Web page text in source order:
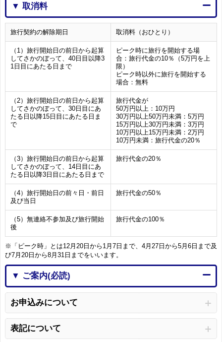
▼ 取消料
旅行契約の解除期日 取消料（おひとり）
（1）旅行開始日の前日から起算
してさかのぼって、40日目以降3
1日目にあたる日まで
ピーク時に旅行を開始する場
合：旅行代金の10％（5万円を上
限）
ピーク時以外に旅行を開始する
場合：無料
（2）旅行開始日の前日から起算
してさかのぼって、30日目にあ
たる日以降15日目にあたる日ま
で
旅行代金が
50万円以上：10万円
30万円以上50万円未満：5万円
15万円以上30万円未満：3万円
10万円以上15万円未満：2万円
10万円未満：旅行代金の20％
（3）旅行開始日の前日から起算
してさかのぼって、14日目にあ
たる日以降3日目にあたる日まで
旅行代金の20％
（4）旅行開始日の前々日・前日
及び当日
旅行代金の50％
（5）無連絡不参加及び旅行開始
後
旅行代金の100％
※「ピーク時」とは12月20日から1月7日まで、4月27日から5月6日まで及
び7月20日から8月31日までをいいます。
▼ ご案内(必読)
お申込みについて
表記について